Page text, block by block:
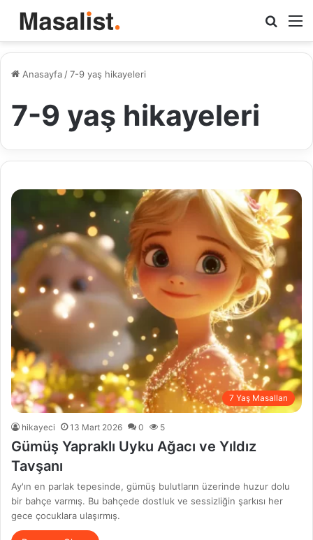
Arama
yap
Anasayfa /7-9 yaş hikayeleri
7-9 yaş hikayeleri
7 Yaş Masalları
hikayeci 13 Mart 2026 0 5
Gümüş Yapraklı Uyku Ağacı ve Yıldız
Tavşanı
Ay'ın en parlak tepesinde, gümüş bulutların üzerinde huzur dolu
bir bahçe varmış. Bu bahçede dostluk ve sessizliğin şarkısı her
gece çocuklara ulaşırmış.